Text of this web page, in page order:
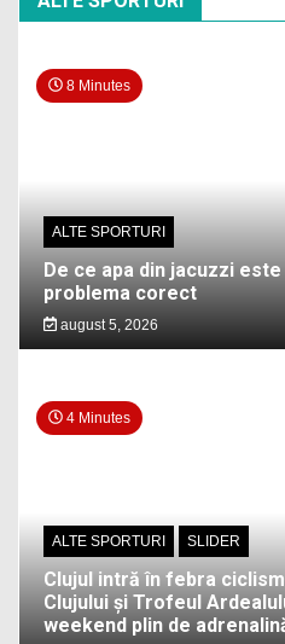
8 Minutes
ALTE SPORTURI
De ce apa din jacuzzi
problema corect
august 5, 2026
4 Minutes
ALTE SPORTURI SLIDER
Clujul intră în febra
Clujului și Trofeul
weekend plin de